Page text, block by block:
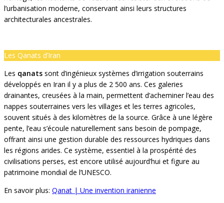
l’urbanisation moderne, conservant ainsi leurs structures
architecturales ancestrales.
Les Qanats d’Iran
Les qanats sont d’ingénieux systèmes d’irrigation souterrains
développés en Iran il y a plus de 2 500 ans. Ces galeries
drainantes, creusées à la main, permettent d’acheminer l’eau des
nappes souterraines vers les villages et les terres agricoles,
souvent situés à des kilomètres de la source. Grâce à une légère
pente, l’eau s’écoule naturellement sans besoin de pompage,
offrant ainsi une gestion durable des ressources hydriques dans
les régions arides. Ce système, essentiel à la prospérité des
civilisations perses, est encore utilisé aujourd’hui et figure au
patrimoine mondial de l’UNESCO.
En savoir plus: Qanat | Une invention iranienne